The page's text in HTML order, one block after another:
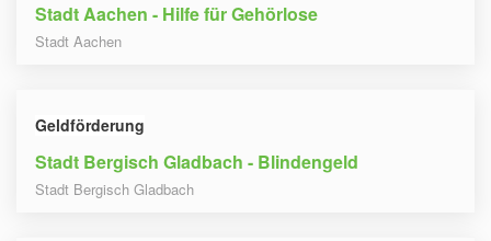
Stadt Aachen - Hilfe für Gehörlose
Stadt Aachen
Geldförderung
Stadt Bergisch Gladbach - Blindengeld
Stadt Bergisch Gladbach